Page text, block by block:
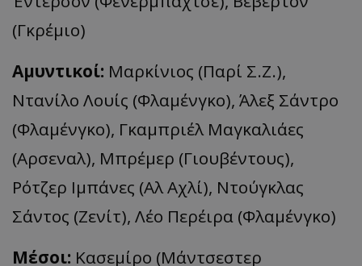
(Γκρέμιο)
Αμυντικοί: Μαρκίνιος (Παρί Σ.Ζ.),
Ντανίλο Λουίς (Φλαμένγκο), Άλεξ Σάντρο
(Φλαμένγκο), Γκαμπριέλ Μαγκαλιάες
(Αρσεναλ), Μπρέμερ (Γιουβέντους),
Ρότζερ Ιμπάνες (Αλ Αχλί), Ντούγκλας
Σάντος (Ζενίτ), Λέο Περέιρα (Φλαμένγκο)
Μέσοι: Κασεμίρο (Μάντσεστερ